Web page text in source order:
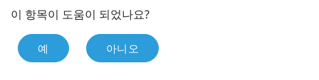
이 항목이 도움이 되었나요?
예 아니오